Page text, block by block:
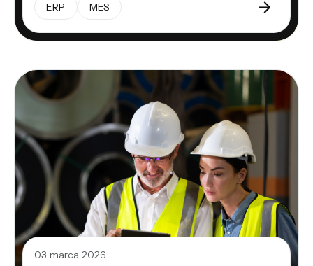
ERP MES
03 marca 2026